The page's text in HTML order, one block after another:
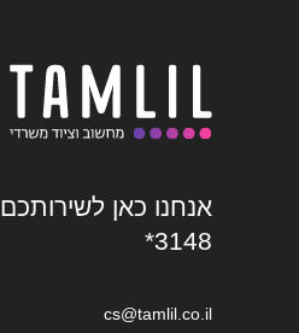
אנחנו כאן לשירותכם
*3148
cs@tamlil.co.il